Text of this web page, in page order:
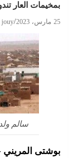
بمخيمات العار
25 مارس، 2023 jouy
سالم
بوشتى المريني